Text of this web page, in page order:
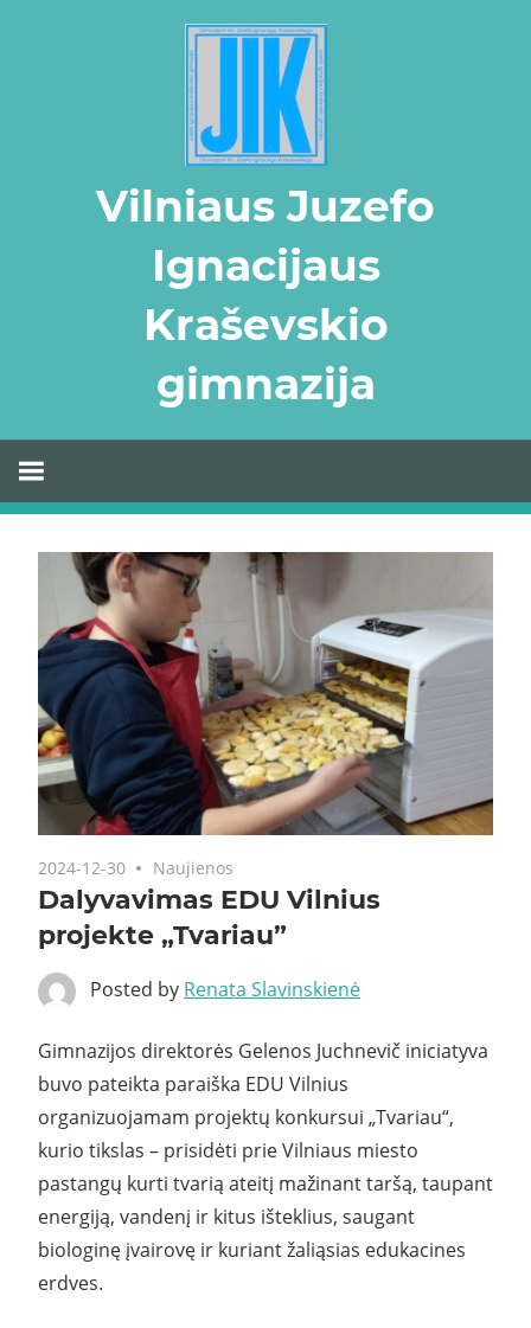
Vilniaus Juzefo
Ignacijaus
Kraševskio
gimnazija
2024-12-30 Naujienos
Dalyvavimas EDU Vilnius
projekte „Tvariau”
Posted by Renata Slavinskienė
Gimnazijos direktorės Gelenos Juchnevič iniciatyva
buvo pateikta paraiška EDU Vilnius
organizuojamam projektų konkursui „Tvariau“,
kurio tikslas – prisidėti prie Vilniaus miesto
pastangų kurti tvarią ateitį mažinant taršą, taupant
energiją, vandenį ir kitus išteklius, saugant
biologinę įvairovę ir kuriant žaliąsias edukacines
erdves.